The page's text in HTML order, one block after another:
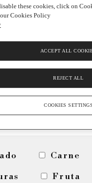
Carne
Fruta
these cookies, click on
Cookies Policy
REJECT ALL
ACCEPT ALL
COOKIES SETTINGS